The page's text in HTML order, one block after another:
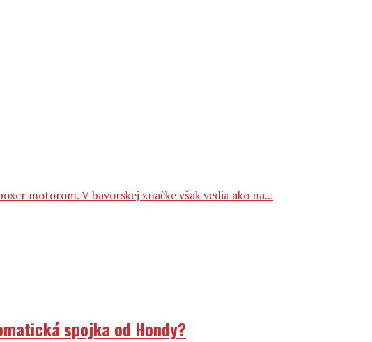
motorom. V bavorskej značke však vedia ako na...
spojka od Hondy?